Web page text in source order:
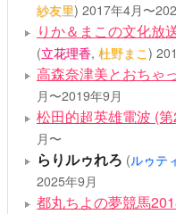
紗友里) 2017年4月〜
りか＆まこの文化放
(立花理香, 杜野まこ)
高森奈津美とおちゃ
月〜2019年9月
松田的超英雄電波 (
月〜
らりルゥれろ (ルゥテ
2025年9月
都丸ちよの夢競馬